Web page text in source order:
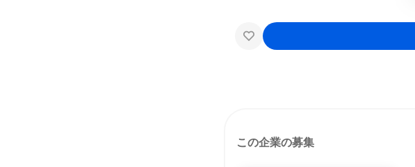
この企業の募集